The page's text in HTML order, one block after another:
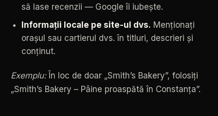
să lase recenzii — Google îi iubește.
Informații locale pe site-ul dvs. Menționați
orașul sau cartierul dvs. în titluri, descrieri și
conținut.
Exemplu: În loc de doar „Smith’s Bakery”, folosiți
„Smith’s Bakery – Pâine proaspătă în Constanța”.